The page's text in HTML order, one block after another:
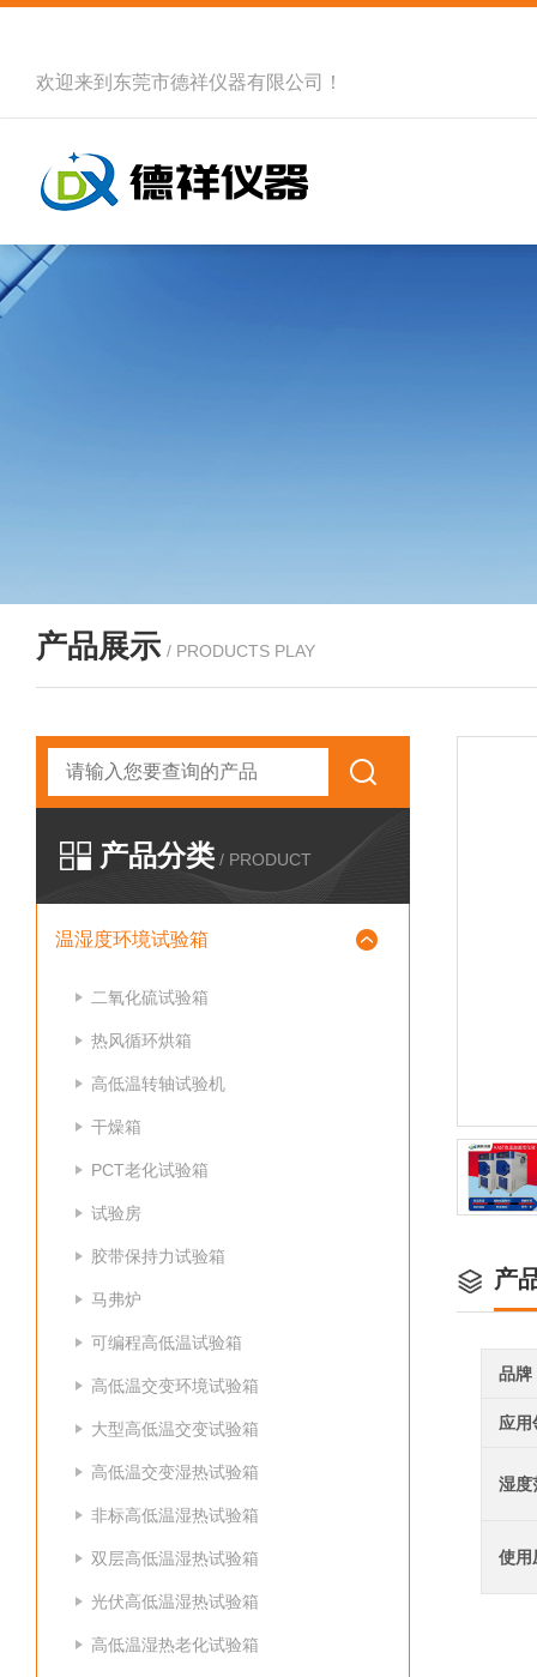
欢迎来到 东莞市德祥仪器有限公司 ！
产品展示 / PRODUCTS PLAY
产品分类 / PRODUCT
温湿度环境试验箱
二氧化硫试验箱
热风循环烘箱
高低温转轴试验机
干燥箱
PCT老化试验箱
试验房
胶带保持力试验箱
马弗炉
可编程高低温试验箱
高低温交变环境试验箱
大型高低温交变试验箱
高低温交变湿热试验箱
非标高低温湿热试验箱
双层高低温湿热试验箱
光伏高低温湿热试验箱
高低温湿热老化试验箱
产
品牌
应用
湿度
使用